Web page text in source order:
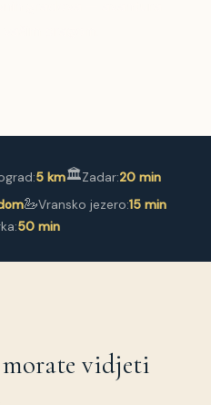
5 km🏛Zadar:20 min
🦢Vransko jezero:15 min
50 min
vidjeti